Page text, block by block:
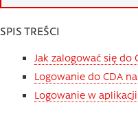
SPIS TREŚCI
Jak zalogować się do
Logowanie do CDA
Logowanie w